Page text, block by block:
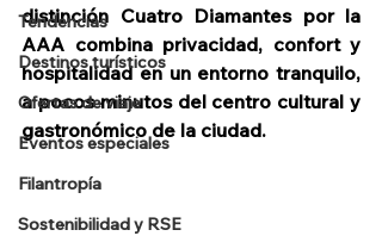
Tendencias
Destinos turísticos
Ofertas de viaje
Eventos especiales
Filantropía
Sostenibilidad y RSE
distinción Cuatro Diamantes por la
AAA combina privacidad, confort y
hospitalidad en un entorno tranquilo,
a pocos minutos del centro cultural y
gastronómico de la ciudad.